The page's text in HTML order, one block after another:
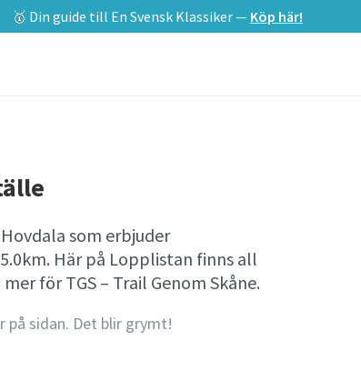
🥇 Din guide till En Svensk Klassiker — Köp här!
som erbjuder
Här på Lopplistan finns all
för TGS – Trail Genom Skåne.
på sidan. Det blir grymt!